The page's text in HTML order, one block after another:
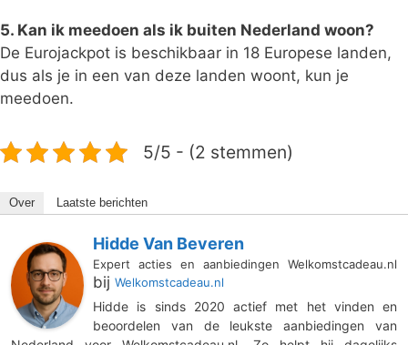
5. Kan ik meedoen als ik buiten Nederland woon?
De Eurojackpot is beschikbaar in 18 Europese landen,
dus als je in een van deze landen woont, kun je
meedoen.
5/5 - (2 stemmen)
Over Laatste berichten
Hidde Van Beveren
Expert acties en aanbiedingen Welkomstcadeau.nl
bij Welkomstcadeau.nl
Hidde is sinds 2020 actief met het vinden en
beoordelen van de leukste aanbiedingen van